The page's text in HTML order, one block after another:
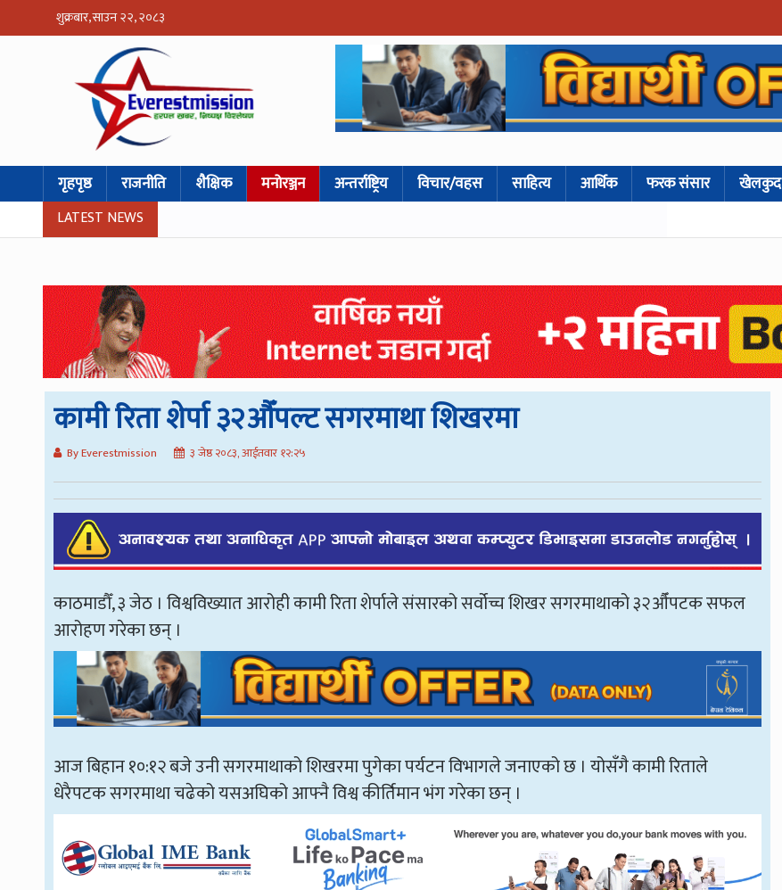
शुक्रबार, साउन २२, २०८३
गृहपृष्ठ राजनीति शैक्षिक मनोरञ्जन अन्तर्राष्ट्रिय विचार/वहस साहित्य आर्थिक फरक संसार खेलकुद
LATEST NEWS
कामी रिता शेर्पा ३२औँपल्ट सगरमाथा शिखरमा
By Everestmission ३ जेष्ठ २०८३, आईतवार १२:२५
काठमाडौँ, ३ जेठ । विश्वविख्यात आरोही कामी रिता शेर्पाले संसारको सर्वोच्च शिखर सगरमाथाको ३२औँपटक सफल
आरोहण गरेका छन् ।
आज बिहान १०:१२ बजे उनी सगरमाथाको शिखरमा पुगेका पर्यटन विभागले जनाएको छ । योसँगै कामी रिताले
धेरैपटक सगरमाथा चढेको यसअघिको आफ्नै विश्व कीर्तिमान भंग गरेका छन् ।